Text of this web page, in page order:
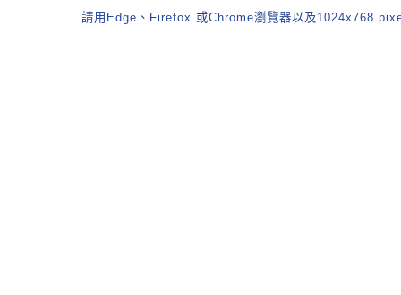
請用Edge、Firefox 或Chrome瀏覽器以及1024x768